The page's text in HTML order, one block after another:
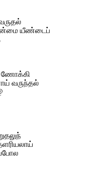
யீண்டைப்
ணோக்கி
வருந்தல்